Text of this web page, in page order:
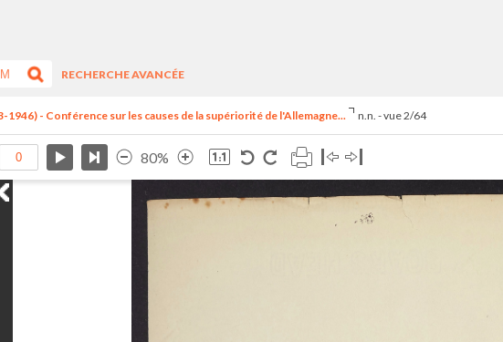
RECHERCHE AVANCÉE
1946) - Conférence sur les causes de la supériorité de l'Allemagne... n.n. - vue 2/64
80%